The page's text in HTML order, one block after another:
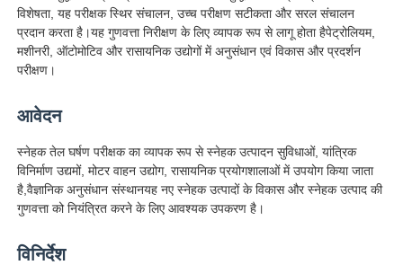
फैक्टरी यात्रा
गुणवत्ता नियंत्रण
हमसे संपर्क करें
विशेषता, यह परीक्षक स्थिर संचालन, उच्च परीक्षण सटीकता और सरल संचालन
प्रदान करता है।यह गुणवत्ता निरीक्षण के लिए व्यापक रूप से लागू होता हैपेट्रोलियम,
मशीनरी, ऑटोमोटिव और रासायनिक उद्योगों में अनुसंधान एवं विकास और प्रदर्शन
परीक्षण।
आवेदन
स्नेहक तेल घर्षण परीक्षक का व्यापक रूप से स्नेहक उत्पादन सुविधाओं, यांत्रिक
विनिर्माण उद्यमों, मोटर वाहन उद्योग, रासायनिक प्रयोगशालाओं में उपयोग किया जाता
है,वैज्ञानिक अनुसंधान संस्थानयह नए स्नेहक उत्पादों के विकास और स्नेहक उत्पाद की
गुणवत्ता को नियंत्रित करने के लिए आवश्यक उपकरण है।
विनिर्देश